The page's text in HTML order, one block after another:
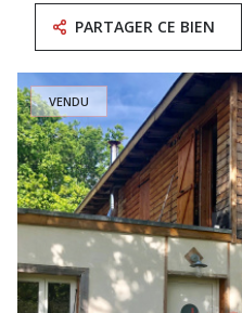
PARTAGER CE BIEN
VENDU